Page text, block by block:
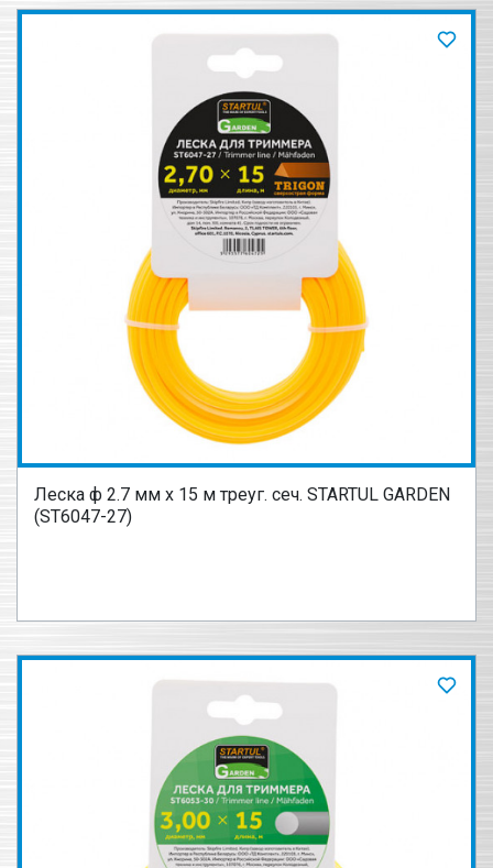
Леска ф 2.7 мм х 15 м треуг. сеч. STARTUL GARDEN
(ST6047-27)